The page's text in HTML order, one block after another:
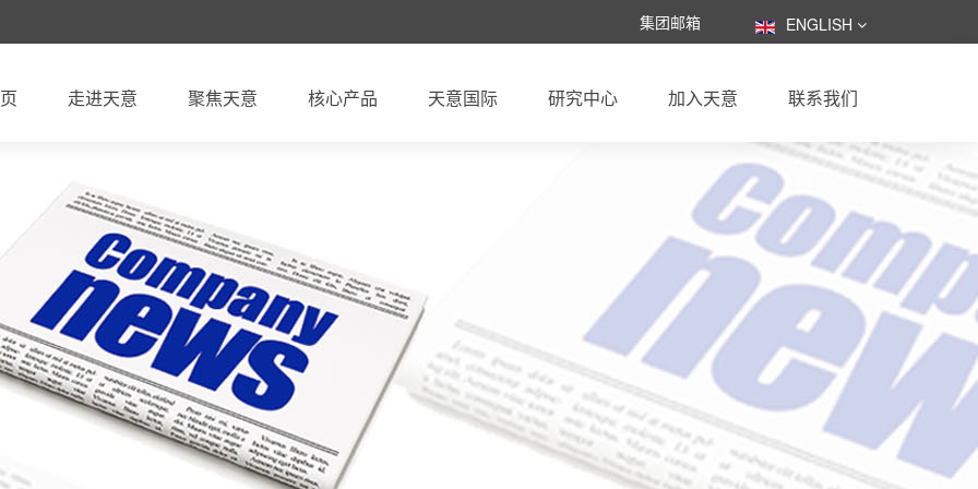
集团邮箱 ENGLISH
走进天意 聚焦天意 核心产品 天意国际 研究中心 加入天意 联系我们